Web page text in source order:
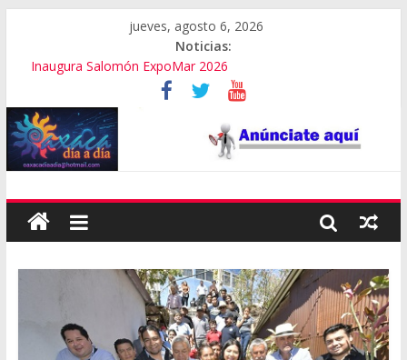
jueves, agosto 6, 2026
Noticias:
Inaugura Salomón ExpoMar 2026
Se “cae” edificio del Poder Judicial en Oaxaca
Exámenes fallidos en Oaxaca
Oaxaca se suma a la Jornada Nacional de Reforestación
Cómo cuidar el presupuesto familiar en el regreso a clases